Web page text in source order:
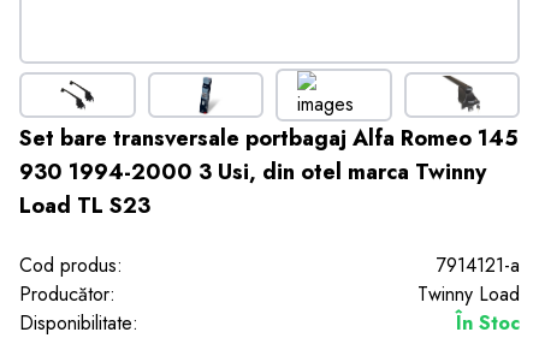
Set bare transversale portbagaj Alfa Romeo 145
930 1994-2000 3 Usi, din otel marca Twinny
Load TL S23
Cod produs:
7914121-a
Producător:
Twinny Load
Disponibilitate:
În Stoc